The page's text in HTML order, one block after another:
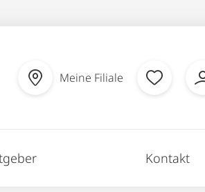
Meine Filiale
Kontakt